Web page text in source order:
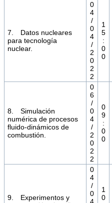
7. Datos nucleares
para tecnología
nuclear.
0
4
/
0
4
/
2
0
2
2
1
5
:
0
0
8. Simulación
numérica de procesos
fluido-dinámicos de
combustión.
0
6
/
0
4
/
2
0
2
2
0
9
:
0
0
9. Experimentos y
0
4
/
0
1
0